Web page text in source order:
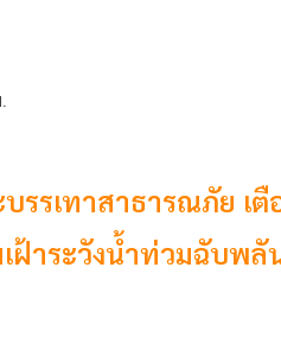
รรเทาสาธารณภัย เ
ฝ้าระวังน้ำท่วมฉับพ